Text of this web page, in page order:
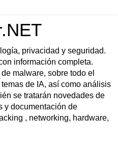
privacidad y seguridad.
información completa.
malware, sobre todo el
de IA, así como análisis
se tratarán novedades de
y documentación de
, networking, hardware,